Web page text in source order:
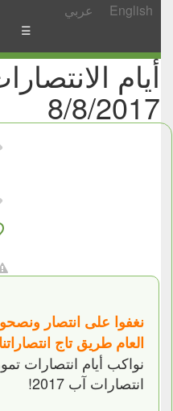
عربي English
☰
أيام
8/8/2017
نغفوا على انتصار
العام طريق تاج
انتصارات آب 2017!